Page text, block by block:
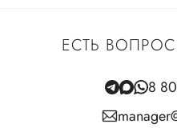
ЕСТЬ
8